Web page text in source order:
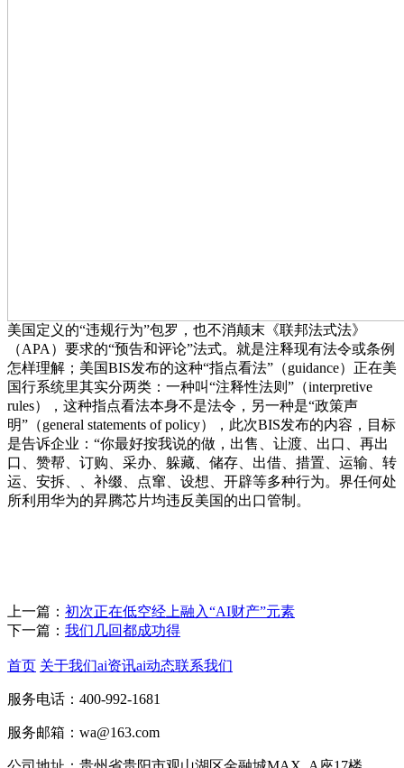
美国定义的“违规行为”包罗，也不消颠末《联邦法式法》
（APA）要求的“预告和评论”法式。就是注释现有法令或条例
怎样理解；美国BIS发布的这种“指点看法”（guidance）正在美
国行系统里其实分两类：一种叫“注释性法则”（interpretive
rules），这种指点看法本身不是法令，另一种是“政策声
明”（general statements of policy），此次BIS发布的内容，目标
是告诉企业：“你最好按我说的做，出售、让渡、出口、再出
口、赞帮、订购、采办、躲藏、储存、出借、措置、运输、转
运、安拆、、补缀、点窜、设想、开辟等多种行为。界任何处
所利用华为的昇腾芯片均违反美国的出口管制。
上一篇： 初次正在低空经上融入“AI财产”元素
下一篇： 我们几回都成功得
首页 关于我们ai资讯ai动态联系我们
服务电话：400-992-1681
服务邮箱：wa@163.com